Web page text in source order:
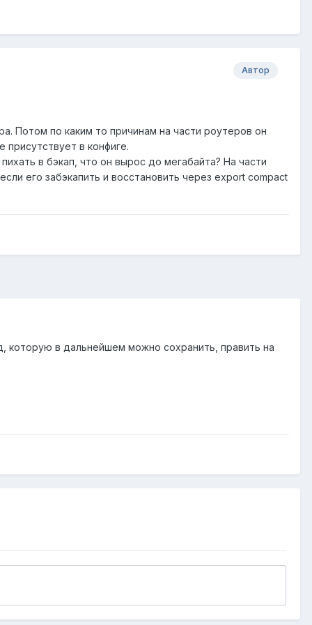
Автор
Потом по каким то причинам на части роутеров он
присутствует в конфиге.
в бэкап, что он вырос до мегабайта? На части
его забэкапить и восстановить через export compact
которую в дальнейшем можно сохранить, править на